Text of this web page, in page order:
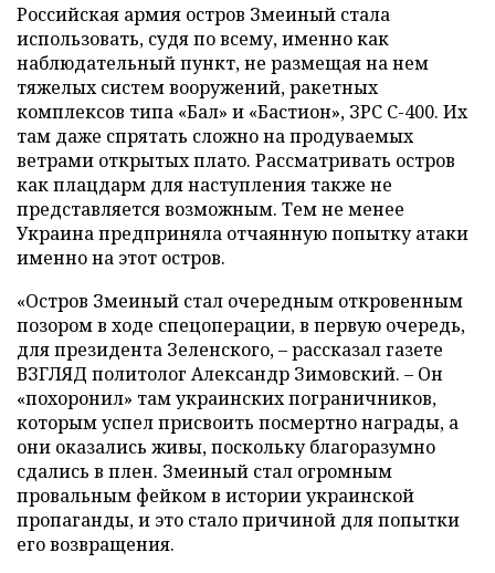
Российская армия остров Змеиный стала
использовать, судя по всему, именно как
наблюдательный пункт, не размещая на нем
тяжелых систем вооружений, ракетных
комплексов типа «Бал» и «Бастион», ЗРС С-400. Их
там даже спрятать сложно на продуваемых
ветрами открытых плато. Рассматривать остров
как плацдарм для наступления также не
представляется возможным. Тем не менее
Украина предприняла отчаянную попытку атаки
именно на этот остров.
«Остров Змеиный стал очередным откровенным
позором в ходе спецоперации, в первую очередь,
для президента Зеленского, – рассказал газете
ВЗГЛЯД политолог Александр Зимовский. – Он
«похоронил» там украинских пограничников,
которым успел присвоить посмертно награды, а
они оказались живы, поскольку благоразумно
сдались в плен. Змеиный стал огромным
провальным фейком в истории украинской
пропаганды, и это стало причиной для попытки
его возвращения.